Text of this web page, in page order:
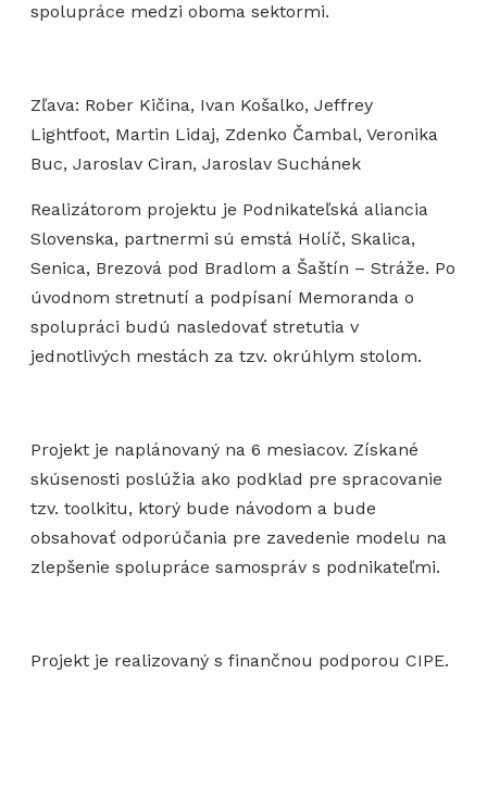
spolupráce medzi oboma sektormi.
Zľava: Rober Kičina, Ivan Košalko, Jeffrey
Lightfoot, Martin Lidaj, Zdenko Čambal, Veronika
Buc, Jaroslav Ciran, Jaroslav Suchánek
Realizátorom projektu je Podnikateľská aliancia
Slovenska, partnermi sú emstá Holíč, Skalica,
Senica, Brezová pod Bradlom a Šaštín – Stráže. Po
úvodnom stretnutí a podpísaní Memoranda o
spolupráci budú nasledovať stretutia v
jednotlivých mestách za tzv. okrúhlym stolom.
Projekt je naplánovaný na 6 mesiacov. Získané
skúsenosti poslúžia ako podklad pre spracovanie
tzv. toolkitu, ktorý bude návodom a bude
obsahovať odporúčania pre zavedenie modelu na
zlepšenie spolupráce samospráv s podnikateľmi.
Projekt je realizovaný s finančnou podporou CIPE.